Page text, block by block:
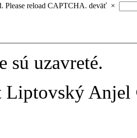
Please reload CAPTCHA. deväť ×
sú uzavreté.
Liptovský Anjel